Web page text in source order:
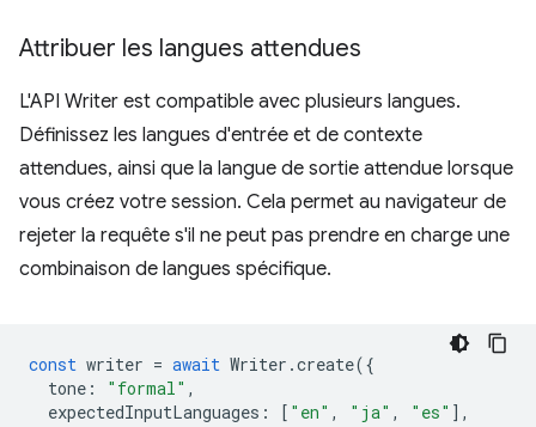
Attribuer les langues attendues
L'API Writer est compatible avec plusieurs langues.
Définissez les langues d'entrée et de contexte
attendues, ainsi que la langue de sortie attendue lorsque
vous créez votre session. Cela permet au navigateur de
rejeter la requête s'il ne peut pas prendre en charge une
combinaison de langues spécifique.
const writer = await Writer .create({
tone : "formal" ,
expectedInputLanguages : [ "en" , "ja" , "es" ],